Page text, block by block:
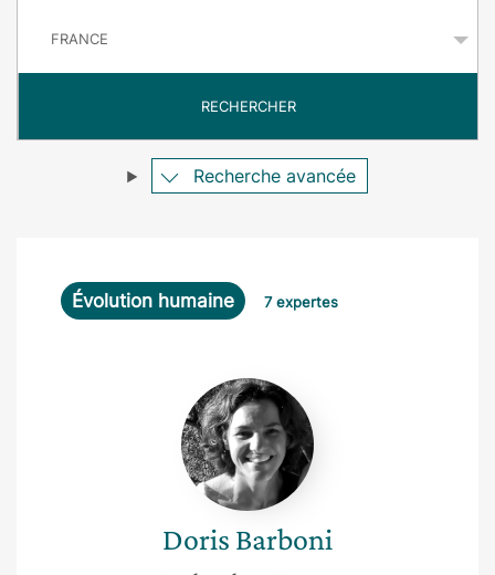
ê
e
RECHERCHER
Recherche avancée
Évolution humaine 7 expertes
Doris
Barboni
Doris Barboni